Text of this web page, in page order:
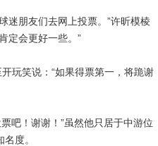
朋友们去网上投票。”许昕模棱
定会更好一些。”
玩笑说：“如果得票第一，将跪谢
吧！谢谢！”虽然他只居于中游位
度。